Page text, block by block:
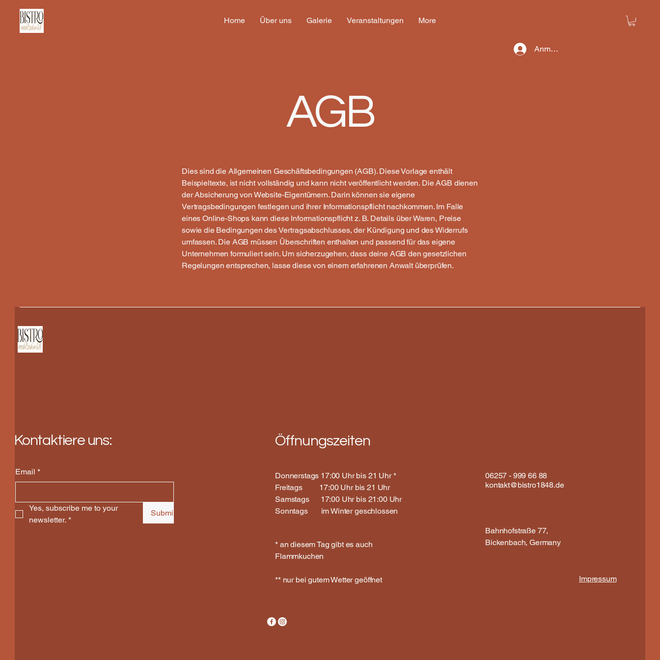
Home Über uns Galerie Veranstaltungen More
Anmelden
AGB
Dies sind die Allgemeinen Geschäftsbedingungen (AGB). Diese Vorlage enthält
Beispieltexte, ist nicht vollständig und kann nicht veröffentlicht werden. Die AGB dienen
der Absicherung von Website-Eigentümern. Darin können sie eigene
Vertragsbedingungen festlegen und ihrer Informationspflicht nachkommen. Im Falle
eines Online-Shops kann diese Informationspflicht z. B. Details über Waren, Preise
sowie die Bedingungen des Vertragsabschlusses, der Kündigung und des Widerrufs
umfassen. Die AGB müssen Überschriften enthalten und passend für das eigene
Unternehmen formuliert sein. Um sicherzugehen, dass deine AGB den gesetzlichen
Regelungen entsprechen, lasse diese von einem erfahrenen Anwalt überprüfen.
Kontaktiere uns:
Email *
Yes, subscribe me to your
newsletter. *
Submit
Öffnungszeiten
Donnerstags 17:00 Uhr bis 21 Uhr *
Freitags 17:00 Uhr bis 21 Uhr
Samstags 17:00 Uhr bis 21:00 Uhr
Sonntags im Winter geschlossen
* an diesem Tag gibt es auch
Flammkuchen
** nur bei gutem Wetter geöffnet
06257 - 999 66 88
kontakt@bistro1848.de
Bahnhofstraße 77,
Bickenbach, Germany
Impressum